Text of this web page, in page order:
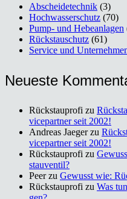
Abscheidetechnik (3)
Hochwasserschutz (70)
Pump- und Hebeanlagen
Rückstauschutz (61)
Service und
Neu­es­te
Rückstauprofi zu
vice­part­ner seit 2002!
Andreas Jaegerzu
vice­part­ner seit 2002!
Rückstauprofi zu
stau­ven­til?
Peerzu Gewusst wie:
Rückstauprofi zu Was